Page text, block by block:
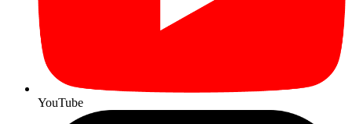
YouTube